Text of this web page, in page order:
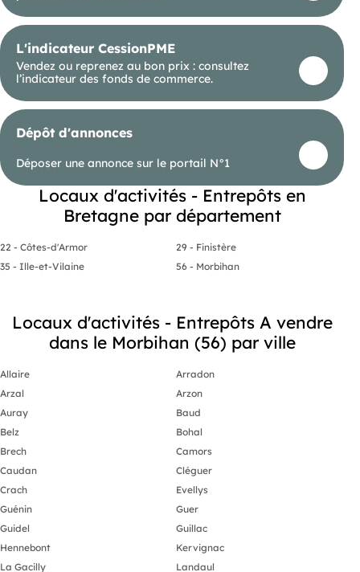
L'indicateur CessionPME
Vendez ou reprenez au bon prix : consultez
l’indicateur des fonds de commerce.
Dépôt d'annonces
Déposer une annonce sur le portail N°1
Locaux d'activités - Entrepôts en
Bretagne par département
22 - Côtes-d'Armor
29 - Finistère
35 - Ille-et-Vilaine
56 - Morbihan
Locaux d'activités - Entrepôts A vendre
dans le Morbihan (56) par ville
Allaire
Arradon
Arzal
Arzon
Auray
Baud
Belz
Bohal
Brech
Camors
Caudan
Cléguer
Crach
Evellys
Guénin
Guer
Guidel
Guillac
Hennebont
Kervignac
La Gacilly
Landaul